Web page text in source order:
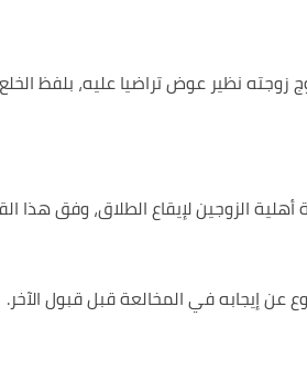
زوجته نظير عوض تراضيا عليه، بلفظ
الزوجين لإيقاع الطلاق، وفق هذا
عن إيجابه في المخالعة قبل قبول الآخر.